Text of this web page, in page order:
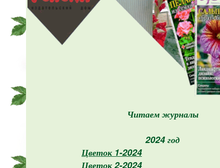
Читаем журналы
2024 год
Цветок 1-2024
Цветок 2-2024